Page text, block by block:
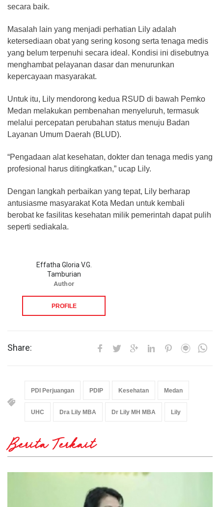
secara baik.
Masalah lain yang menjadi perhatian Lily adalah
ketersediaan obat yang sering kosong serta tenaga medis
yang belum terpenuhi secara ideal. Kondisi ini disebutnya
menghambat pelayanan dasar dan menurunkan
kepercayaan masyarakat.
Untuk itu, Lily mendorong kedua RSUD di bawah Pemko
Medan melakukan pembenahan menyeluruh, termasuk
melalui percepatan perubahan status menuju Badan
Layanan Umum Daerah (BLUD).
“Pengadaan alat kesehatan, dokter dan tenaga medis yang
profesional harus ditingkatkan,” ucap Lily.
Dengan langkah perbaikan yang tepat, Lily berharap
antusiasme masyarakat Kota Medan untuk kembali
berobat ke fasilitas kesehatan milik pemerintah dapat pulih
seperti sediakala.
Effatha Gloria V.G.
Tamburian
Author
PROFILE
Share:
PDI Perjuangan PDIP Kesehatan Medan
UHC Dra Lily MBA Dr Lily MH MBA Lily
Berita Terkait